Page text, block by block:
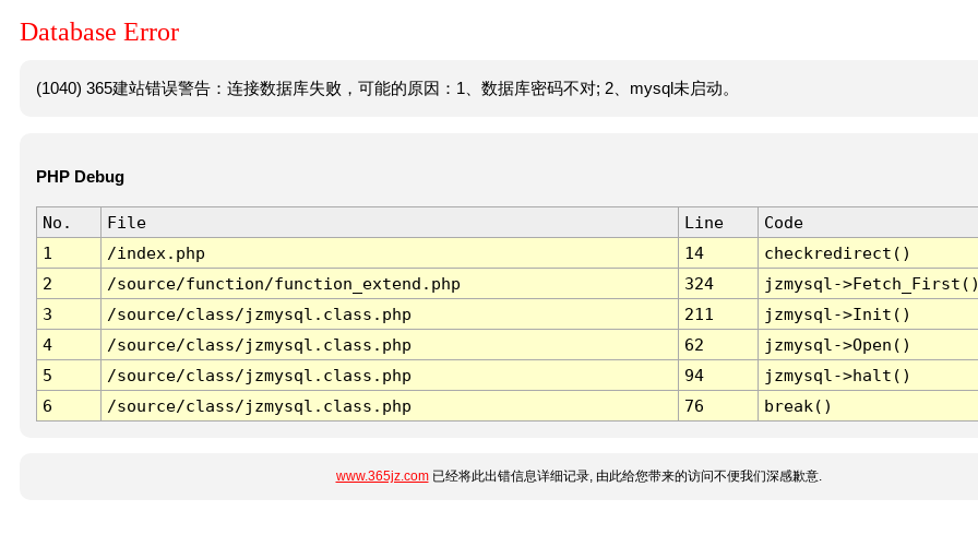
Database Error
(1040) 365建站错误警告：连接数据库失败，可能的原因：1、数据库密码不对; 2、mysql未启动。
PHP Debug
No. File Line
Code
1
/index.php 14
checkredirect()
2
/source/function/function_extend.php 324
jzmysql-
3
/source/class/jzmysql.class.php 211
jzmysql->Init()
4
/source/class/jzmysql.class.php 62
jzmysql->Open()
5
/source/class/jzmysql.class.php 94
jzmysql->halt()
6
/source/class/jzmysql.class.php 76 break()
www.365jz.com已经将此出错信息详细记录, 由此给您带来的访问不便我们深感歉意.